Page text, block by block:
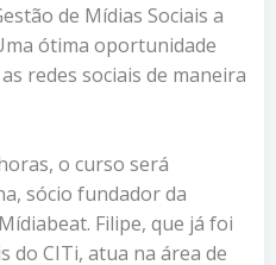
de Mídias Sociais a
ótima oportunidade
redes sociais de maneira
o curso será
sócio fundador da
Filipe, que já foi
do CITi, atua na área de